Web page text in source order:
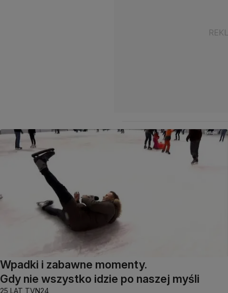
Wpadki i zabawne momenty.
Gdy nie wszystko idzie po naszej myśli
25 LAT TVN24